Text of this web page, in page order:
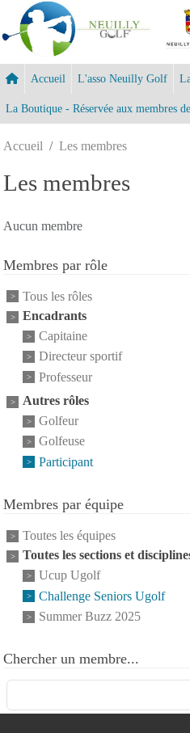
Accueil L'asso Neuilly Golf
La Boutique - Réservée aux membres
Accueil Les membres
Les membres
Aucun membre
Membres par rôle
Tous les rôles
Encadrants
Capitaine
Directeur sportif
Professeur
Autres rôles
Golfeur
Golfeuse
Participant
Membres par équipe
Toutes les équipes
Toutes les sections et
Ucup Ugolf
Challenge Seniors Ugolf
Summer Buzz 2025
Chercher un membre...
Panneau de gestion des cookies